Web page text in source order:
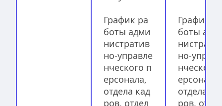
График ра
боты адми
нистратив
но-управле
нческого п
ерсонала,
отдела кад
ров, отдел
График ра
боты
но-
нческого
ерсонала,
отдела
ров,